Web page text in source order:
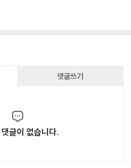
댓글쓰기
글이 없습니다.